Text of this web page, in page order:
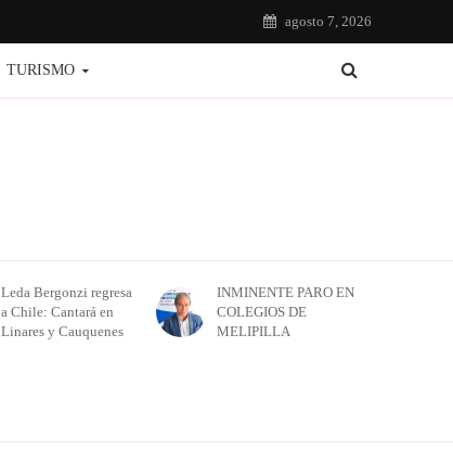
agosto 7, 2026
TURISMO
Leda Bergonzi regresa
a Chile: Cantará en
Linares y Cauquenes
INMINENTE PARO EN
COLEGIOS DE
MELIPILLA